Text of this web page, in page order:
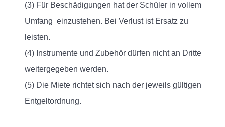
(3) Für Beschädigungen hat der Schüler in vollem
Umfang einzustehen. Bei Verlust ist Ersatz zu
leisten.
(4) Instrumente und Zubehör dürfen nicht an Dritte
weitergegeben werden.
(5) Die Miete richtet sich nach der jeweils gültigen
Entgeltordnung.